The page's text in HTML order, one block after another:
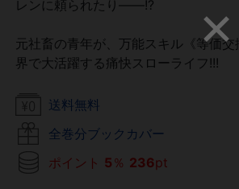
レンに頼られたり――!?
元社畜の青年が、万能スキル《等価
界で大活躍する痛快スローライフ!!!
送料無料
全巻分ブックカバー
ポイント 5 ％ 236pt